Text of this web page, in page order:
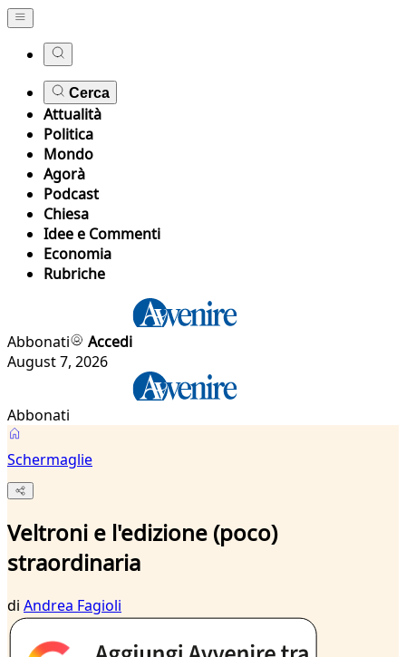
Cerca
Attualità
Politica
Mondo
Agorà
Podcast
Chiesa
Idee e Commenti
Economia
Rubriche
Abbonati
Accedi
August 7, 2026
Abbonati
Schermaglie
Veltroni e l'edizione (poco)
straordinaria
di Andrea Fagioli